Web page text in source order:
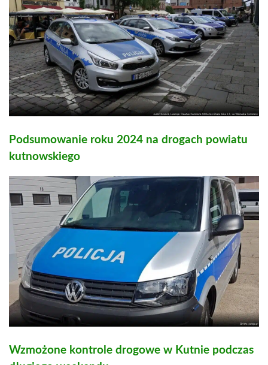
Podsumowanie roku 2024 na drogach powiatu
kutnowskiego
Wzmożone kontrole drogowe w Kutnie podczas